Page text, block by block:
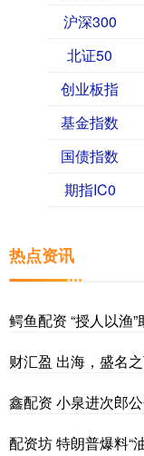
沪深300
北证50
创业板指
基金指数
国债指数
期指IC0
热点资讯
鳄鱼配资 “授人以渔
财汇盈 出海，盛名
鑫配资 小泉进次郎
配资坊 特朗普爆料“